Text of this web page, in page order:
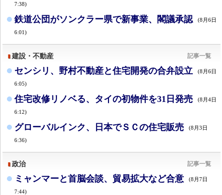
7:38)
鉄道公団がソンクラー県で新事業、閣議承認 (8月6日
6:01)
建設・不動産 記事一覧
センシリ、野村不動産と住宅開発の合弁設立 (8月6日
6:05)
住宅改修リノベる、タイの初物件を31日発売 (8月4日
6:12)
グローバルインク、日本でＳＣの住宅販売 (8月3日
6:36)
政治 記事一覧
ミャンマーと首脳会談、貿易拡大など合意 (8月7日
7:44)